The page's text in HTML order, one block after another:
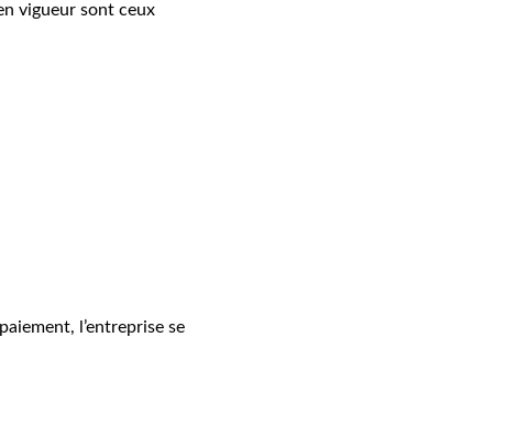
vigueur sont ceux
l’entreprise se